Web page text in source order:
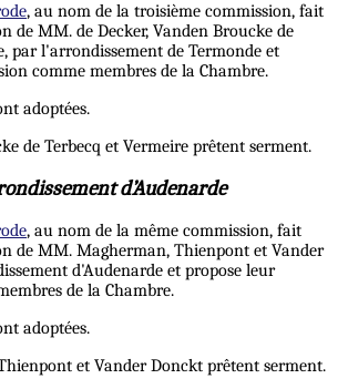
, au nom de la troisième commission, fait
de MM. de Decker, Vanden Broucke de
par l'arrondissement de Termonde et
comme membres de la Chambre.
adoptées.
de Terbecq et Vermeire prêtent serment.
d’Audenarde
, au nom de la même commission, fait
de MM. Magherman, Thienpont et Vander
d'Audenarde et propose leur
de la Chambre.
adoptées.
et Vander Donckt prêtent serment.